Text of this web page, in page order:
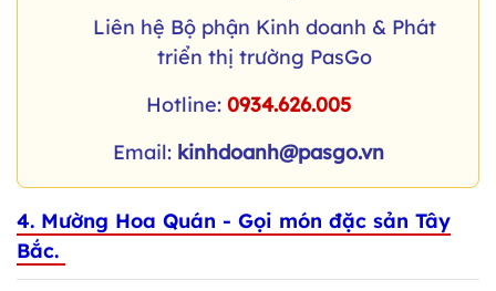
Liên hệ Bộ phận Kinh doanh & Phát
triển thị trường PasGo
Hotline: 0934.626.005
Email: kinhdoanh@pasgo.vn
4. Mường Hoa Quán - Gọi món đặc sản Tây
Bắc.